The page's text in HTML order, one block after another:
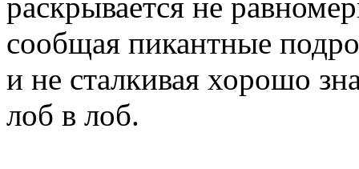
раскрывается не
сообщая пикантные
и не сталкивая хорошо
лоб в лоб.